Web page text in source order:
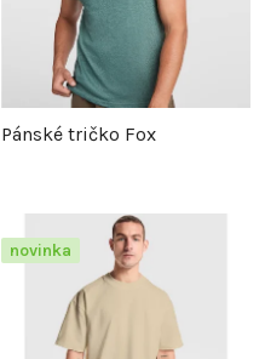
Pánské tričko Fox
novinka